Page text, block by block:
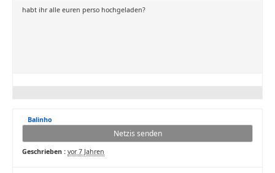
habt ihr alle euren perso hochgeladen?
Balinho
Netzis senden
Geschrieben : vor 7 Jahren